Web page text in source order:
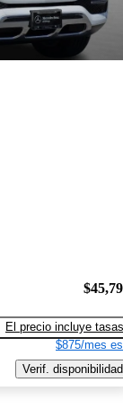
El precio incluye tasas
$875/mes
Verif. disponibilidad